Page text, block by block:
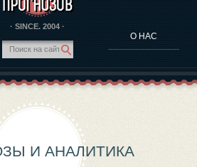
· SINCE. 2004 ·
О НАС
ВЫДАЮЩИХСЯ ЛИЧНОСТЕЙ
О ПРОГРАММЕ
ВОЛИКОВА
И АНАЛИТИКА
И АНАЛИТИКА